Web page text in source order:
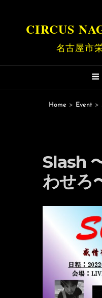
CIRCUS
名古屋市
Home > Event >
Slash
わせろ